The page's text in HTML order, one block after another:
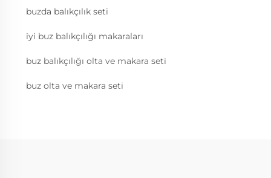
buzda balıkçılık seti
iyi buz balıkçılığı makaraları
buz balıkçılığı olta ve makara seti
buz olta ve makara seti